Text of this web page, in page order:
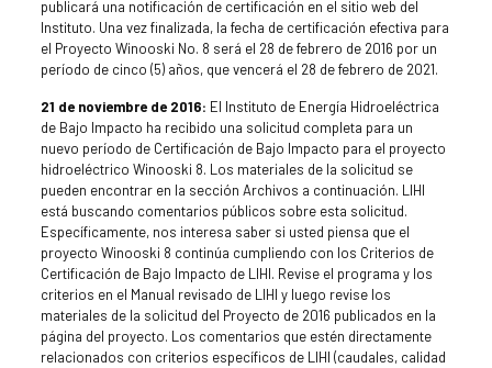
publicará una notificación de certificación en el sitio web del
Instituto. Una vez finalizada, la fecha de certificación efectiva para
el Proyecto Winooski No. 8 será el 28 de febrero de 2016 por un
período de cinco (5) años, que vencerá el 28 de febrero de 2021.
21 de noviembre de 2016: El Instituto de Energía Hidroeléctrica
de Bajo Impacto ha recibido una solicitud completa para un
nuevo período de Certificación de Bajo Impacto para el proyecto
hidroeléctrico Winooski 8. Los materiales de la solicitud se
pueden encontrar en la sección Archivos a continuación. LIHI
está buscando comentarios públicos sobre esta solicitud.
Específicamente, nos interesa saber si usted piensa que el
proyecto Winooski 8 continúa cumpliendo con los Criterios de
Certificación de Bajo Impacto de LIHI. Revise el programa y los
criterios en el Manual revisado de LIHI y luego revise los
materiales de la solicitud del Proyecto de 2016 publicados en la
página del proyecto. Los comentarios que estén directamente
relacionados con criterios específicos de LIHI (caudales, calidad